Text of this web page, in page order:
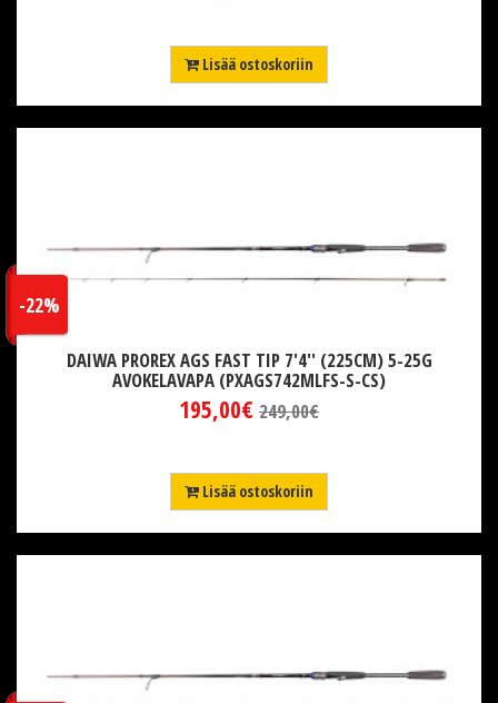
Lisää ostoskoriin
DAIWA PROREX AGS FAST TIP 7'4'' (225CM) 5-25G
AVOKELAVAPA (PXAGS742MLFS-S-CS)
195,00€
-22%
249,00€
Lisää ostoskoriin